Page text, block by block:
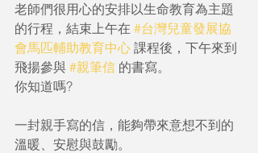
老師們很用心的安排以生命教育為主題
的行程，結束上午在 #台灣兒童發展協
會馬匹輔助教育中心 課程後，下午來到
飛揚參與 #親筆信 的書寫。
你知道嗎?
一封親手寫的信，能夠帶來意想不到的
溫暖、安慰與鼓勵。